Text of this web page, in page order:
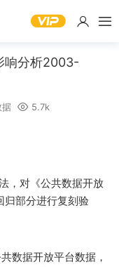
响分析2003-
据 5.7k
，对《公共数据开放
归部分进行复刻验
数据开放平台数据，